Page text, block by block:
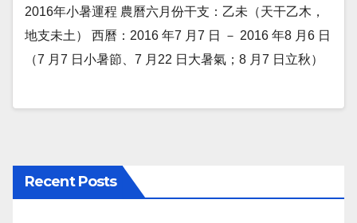
2016年小暑運程 農曆六月份干支：乙未（天干乙木，
地支未土） 西曆：2016 年7 月7 日 － 2016 年8 月6 日
（7 月7 日小暑節、7 月22 日大暑氣；8 月7 日立秋）
Recent Posts